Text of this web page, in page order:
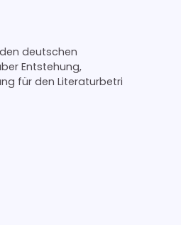
deutschen
Entstehung,
für den Literaturbetri